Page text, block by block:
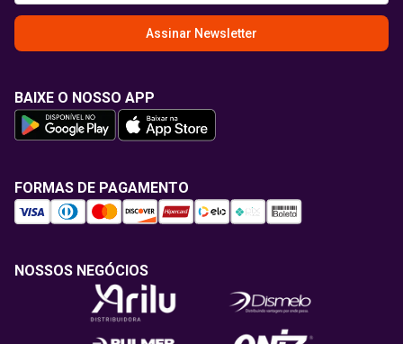
Assinar Newsletter
BAIXE O NOSSO APP
FORMAS DE PAGAMENTO
NOSSOS NEGÓCIOS